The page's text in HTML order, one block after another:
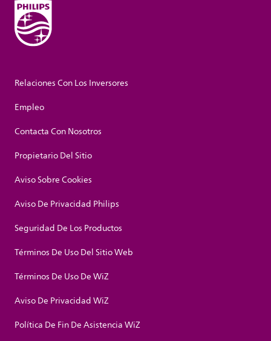
Relaciones Con Los Inversores
Empleo
Contacta Con Nosotros
Propietario Del Sitio
Aviso Sobre Cookies
Aviso De Privacidad Philips
Seguridad De Los Productos
Términos De Uso Del Sitio Web
Términos De Uso De WiZ
Aviso De Privacidad WiZ
Política De Fin De Asistencia WiZ